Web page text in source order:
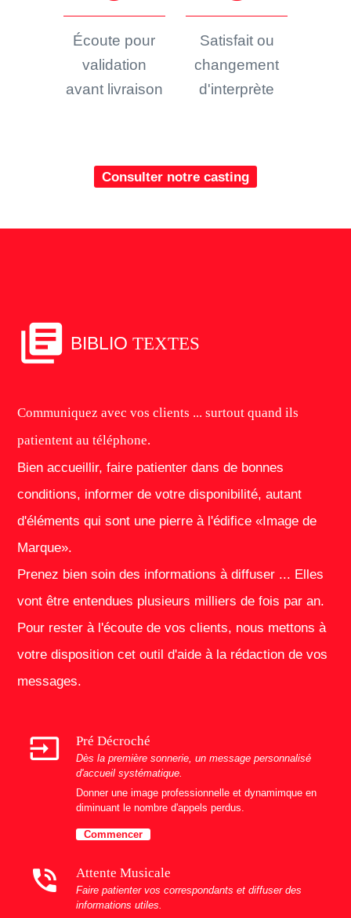
Écoute pour
validation
avant livraison
Satisfait ou
changement
d'interprète
Consulter notre casting
library_books BIBLIOTEXTES
Communiquez avec vos clients ... surtout quand ils
patientent au téléphone.
Bien accueillir, faire patienter dans de bonnes
conditions, informer de votre disponibilité, autant
d'éléments qui sont une pierre à l'édifice «Image de
Marque».
Prenez bien soin des informations à diffuser ... Elles
vont être entendues plusieurs milliers de fois par an.
Pour rester à l'écoute de vos clients, nous mettons à
votre disposition cet outil d'aide à la rédaction de vos
messages.
input Pré Décroché
Dès la première sonnerie, un message personnalisé
d'accueil systématique.
Donner une image professionnelle et dynamimque en
diminuant le nombre d'appels perdus.
Commencer
phone_in_talk Attente Musicale
Faire patienter vos correspondants et diffuser des
informations utiles.